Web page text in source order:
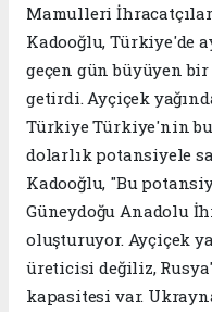
Mamulleri
Kadooğlu, Türkiye'de
geçen gün büyüyen
getirdi. Ayçiçek
Türkiye Türkiye'nin
dolarlık potansiyele
Kadooğlu, "Bu
Güneydoğu Anadolu
oluşturuyor. Ayçiçek
üreticisi değiliz,
kapasitesi var.